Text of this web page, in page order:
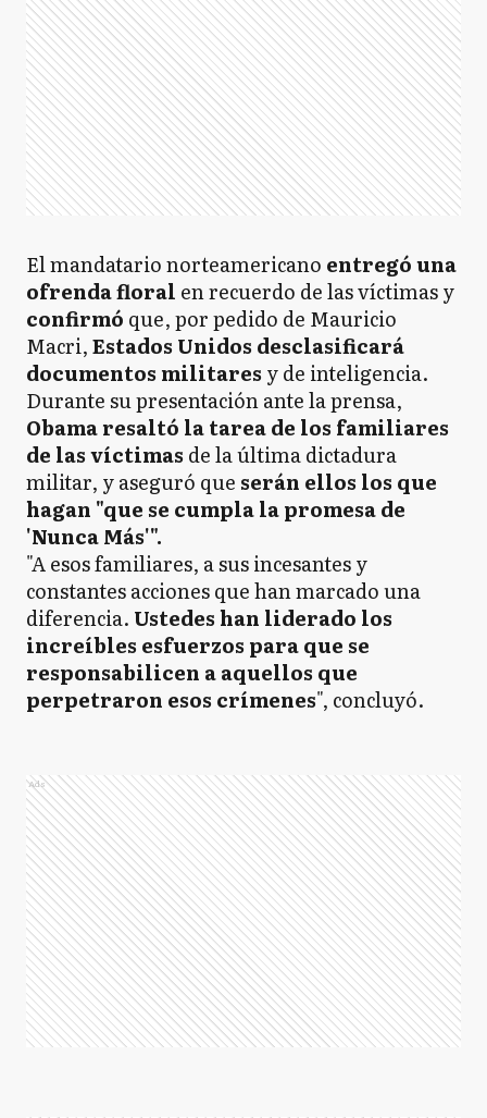
El mandatario norteamericano entregó una
ofrenda floral en recuerdo de las víctimas y
confirmó que, por pedido de Mauricio
Macri,Estados Unidos desclasificará
documentos militares y de inteligencia.
Durante su presentación ante la prensa,
Obama resaltó la tarea de los familiares
de las víctimas de la última dictadura
militar, y aseguró que serán ellos los que
hagan "que se cumpla la promesa de
'Nunca Más'".
"A esos familiares, a sus incesantes y
constantes acciones que han marcado una
diferencia. Ustedes han liderado los
increíbles esfuerzos para que se
responsabilicen a aquellos que
perpetraron esos crímenes", concluyó.
Ads